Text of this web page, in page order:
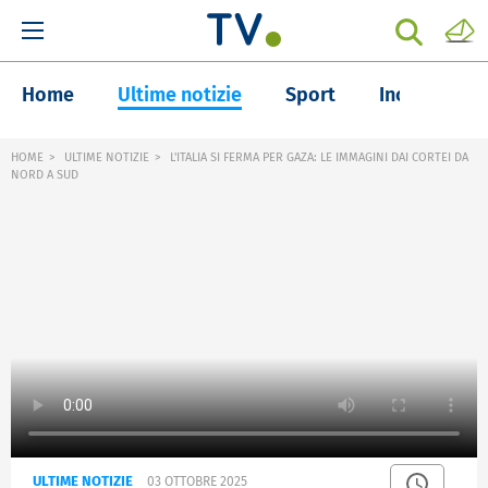
Home Ultime notizie Sport Inchieste
HOME ULTIME NOTIZIE
L'ITALIA SI FERMA PER GAZA: LE IMMAGINI DAI CORTEI DA
NORD A SUD
ULTIME NOTIZIE 03 OTTOBRE 2025